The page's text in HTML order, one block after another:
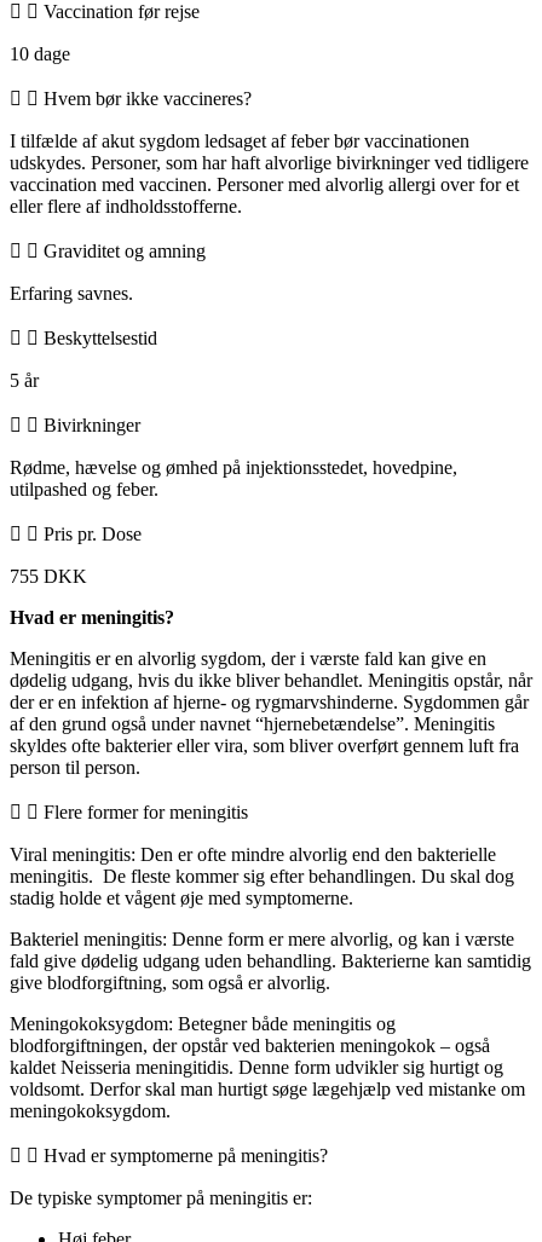
Vaccination før rejse
10 dage
Hvem bør ikke vaccineres?
I tilfælde af akut sygdom ledsaget af feber bør vaccinationen
udskydes. Personer, som har haft alvorlige bivirkninger ved tidligere
vaccination med vaccinen. Personer med alvorlig allergi over for et
eller flere af indholdsstofferne.
Graviditet og amning
Erfaring savnes.
Beskyttelsestid
5 år
Bivirkninger
Rødme, hævelse og ømhed på injektionsstedet, hovedpine,
utilpashed og feber.
Pris pr. Dose
755 DKK
Hvad er meningitis?
Meningitis er en alvorlig sygdom, der i værste fald kan give en
dødelig udgang, hvis du ikke bliver behandlet. Meningitis opstår, når
der er en infektion af hjerne- og rygmarvshinderne. Sygdommen går
af den grund også under navnet “hjernebetændelse”. Meningitis
skyldes ofte bakterier eller vira, som bliver overført gennem luft fra
person til person.
Flere former for meningitis
Viral meningitis: Den er ofte mindre alvorlig end den bakterielle
meningitis. De fleste kommer sig efter behandlingen. Du skal dog
stadig holde et vågent øje med symptomerne.
Bakteriel meningitis: Denne form er mere alvorlig, og kan i værste
fald give dødelig udgang uden behandling. Bakterierne kan samtidig
give blodforgiftning, som også er alvorlig.
Meningokoksygdom: Betegner både meningitis og
blodforgiftningen, der opstår ved bakterien meningokok – også
kaldet Neisseria meningitidis. Denne form udvikler sig hurtigt og
voldsomt. Derfor skal man hurtigt søge lægehjælp ved mistanke om
meningokoksygdom.
Hvad er symptomerne på meningitis?
De typiske symptomer på meningitis er: